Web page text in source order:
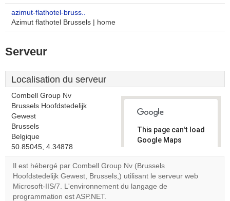
azimut-flathotel-bruss..
Azimut flathotel Brussels | home
Serveur
Localisation du serveur
Combell Group Nv
Brussels Hoofdstedelijk
Gewest
Brussels
Belgique
50.85045, 4.34878
This page can't load
Google Maps
Do you
website?
OK
Il est hébergé par Combell Group Nv (Brussels
Hoofdstedelijk Gewest, Brussels,) utilisant le serveur web
Microsoft-IIS/7. L'environnement du langage de
programmation est ASP.NET.